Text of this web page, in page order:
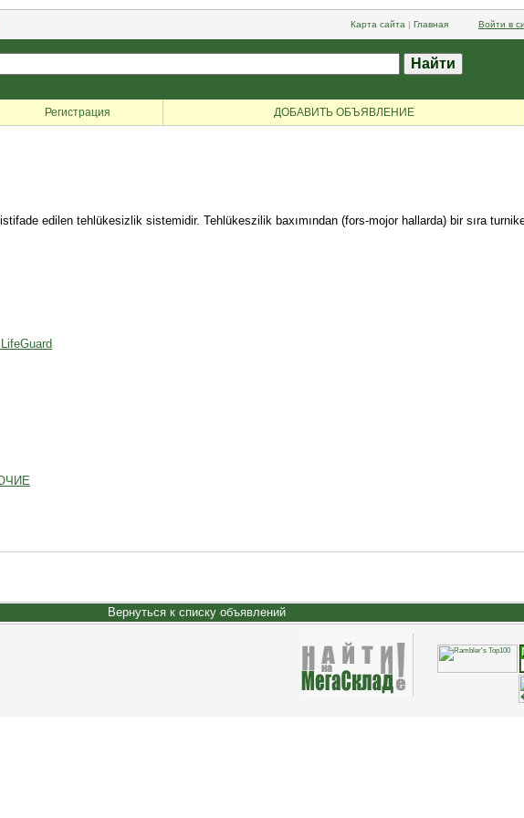
Карта сайта | Главная Войти в
Регистрация ДОБАВИТЬ ОБЪЯВЛЕНИЕ
edilen tehlükesizlik sistemidir. Tehlükeszilik baxımından (fors-mojor hallarda) bir sıra
Вернуться к списку объявлений